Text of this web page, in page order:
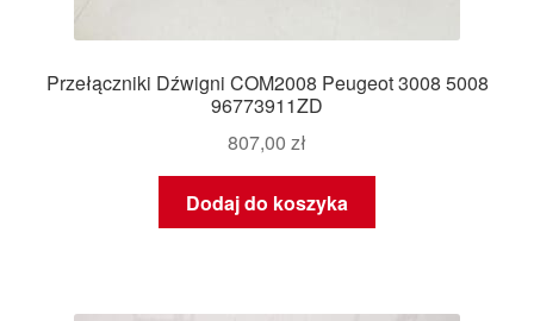
Przełączniki Dźwigni COM2008 Peugeot 3008 5008
96773911ZD
807,00 zł
Dodaj do koszyka